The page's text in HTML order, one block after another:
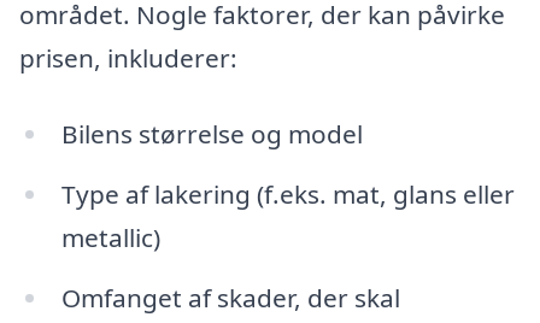
området. Nogle faktorer, der kan påvirke
prisen, inkluderer:
Bilens størrelse og model
Type af lakering (f.eks. mat, glans eller
metallic)
Omfanget af skader, der skal